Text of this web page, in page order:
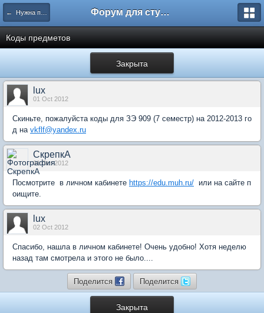
← Нужна помощь Форум для студента СГА
Коды предметов
Закрыта
lux
01 Oct 2012
Скиньте, пожалуйста коды для ЗЭ 909 (7 семестр) на 2012-2013 го
д на vkflf@yandex.ru
СкрепкА
01 Oct 2012
Посмотрите в личном кабинете https://edu.muh.ru/ или на сайте п
оищите.
lux
02 Oct 2012
Спасибо, нашла в личном кабинете! Очень удобно! Хотя неделю
назад там смотрела и этого не было....
Поделится Поделится
Закрыта